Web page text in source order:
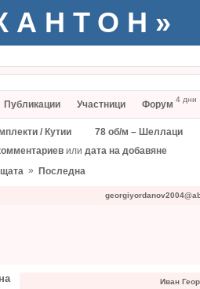
Публикации Участници Форум 4 дни
/ Кутии 78 об/м – Шеллаци
или дата на добавяне
» Последна
Иван